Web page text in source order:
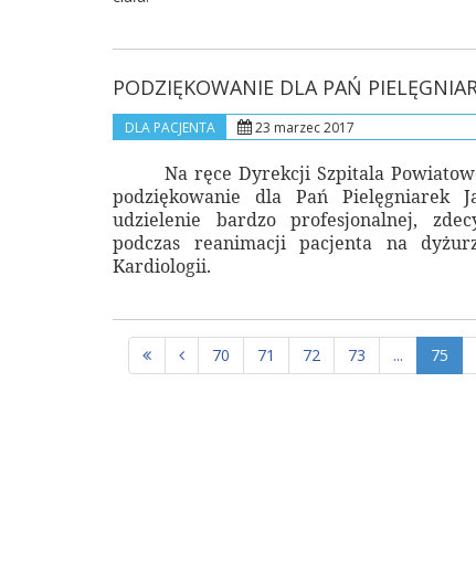
PODZIĘKOWANIE DLA PAŃ
DLA PACJENTA 23 marzec 2017
Na ręce Dyrekcji Szpitala
podziękowanie dla Pań Pielęgniarek
udzielenie bardzo profesjonalnej,
podczas reanimacji pacjenta na
Kardiologii.
70 71 72 73 ... 75